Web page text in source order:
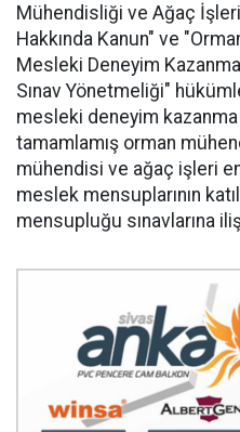
Mühendisliği ve Ağaç
Hakkında Kanun" ve
Mesleki Deneyim
Sınav Yönetmeliği"
mesleki deneyim kazanma
tamamlamış orman
mühendisi ve ağaç işleri
meslek mensuplarının
mensupluğu sınavlarına